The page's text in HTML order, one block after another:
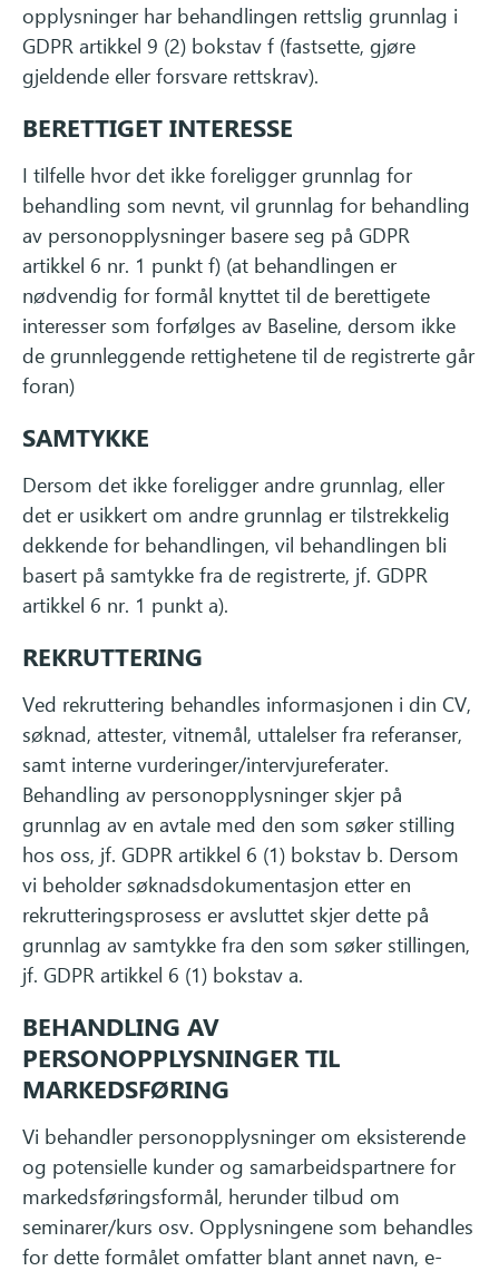
opplysninger har behandlingen rettslig grunnlag i
GDPR artikkel 9 (2) bokstav f (fastsette, gjøre
gjeldende eller forsvare rettskrav).
BERETTIGET INTERESSE
I tilfelle hvor det ikke foreligger grunnlag for
behandling som nevnt, vil grunnlag for behandling
av personopplysninger basere seg på GDPR
artikkel 6 nr. 1 punkt f) (at behandlingen er
nødvendig for formål knyttet til de berettigete
interesser som forfølges av Baseline, dersom ikke
de grunnleggende rettighetene til de registrerte går
foran)
SAMTYKKE
Dersom det ikke foreligger andre grunnlag, eller
det er usikkert om andre grunnlag er tilstrekkelig
dekkende for behandlingen, vil behandlingen bli
basert på samtykke fra de registrerte, jf. GDPR
artikkel 6 nr. 1 punkt a).
REKRUTTERING
Ved rekruttering behandles informasjonen i din CV,
søknad, attester, vitnemål, uttalelser fra referanser,
samt interne vurderinger/intervjureferater.
Behandling av personopplysninger skjer på
grunnlag av en avtale med den som søker stilling
hos oss, jf. GDPR artikkel 6 (1) bokstav b. Dersom
vi beholder søknadsdokumentasjon etter en
rekrutteringsprosess er avsluttet skjer dette på
grunnlag av samtykke fra den som søker stillingen,
jf. GDPR artikkel 6 (1) bokstav a.
BEHANDLING AV
PERSONOPPLYSNINGER TIL
MARKEDSFØRING
Vi behandler personopplysninger om eksisterende
og potensielle kunder og samarbeidspartnere for
markedsføringsformål, herunder tilbud om
seminarer/kurs osv. Opplysningene som behandles
for dette formålet omfatter blant annet navn, e-